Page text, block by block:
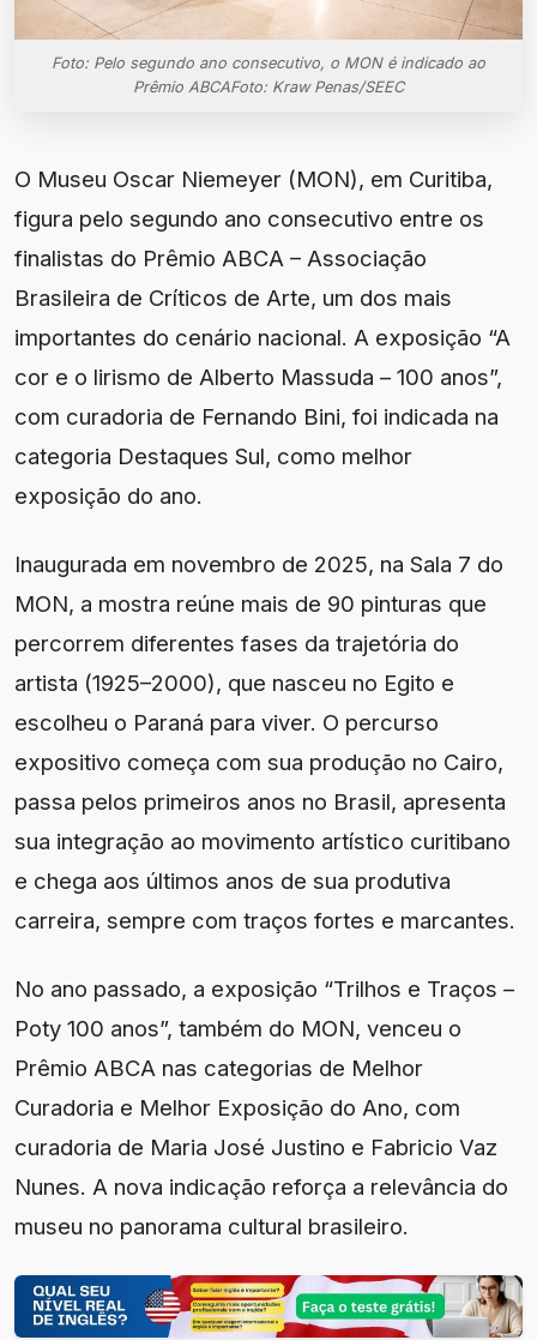
Foto: Pelo segundo ano consecutivo, o MON é indicado ao
Prêmio ABCAFoto: Kraw Penas/SEEC
O Museu Oscar Niemeyer (MON), em Curitiba,
figura pelo segundo ano consecutivo entre os
finalistas do Prêmio ABCA – Associação
Brasileira de Críticos de Arte, um dos mais
importantes do cenário nacional. A exposição “A
cor e o lirismo de Alberto Massuda – 100 anos”,
com curadoria de Fernando Bini, foi indicada na
categoria Destaques Sul, como melhor
exposição do ano.
Inaugurada em novembro de 2025, na Sala 7 do
MON, a mostra reúne mais de 90 pinturas que
percorrem diferentes fases da trajetória do
artista (1925–2000), que nasceu no Egito e
escolheu o Paraná para viver. O percurso
expositivo começa com sua produção no Cairo,
passa pelos primeiros anos no Brasil, apresenta
sua integração ao movimento artístico curitibano
e chega aos últimos anos de sua produtiva
carreira, sempre com traços fortes e marcantes.
No ano passado, a exposição “Trilhos e Traços –
Poty 100 anos”, também do MON, venceu o
Prêmio ABCA nas categorias de Melhor
Curadoria e Melhor Exposição do Ano, com
curadoria de Maria José Justino e Fabricio Vaz
Nunes. A nova indicação reforça a relevância do
museu no panorama cultural brasileiro.